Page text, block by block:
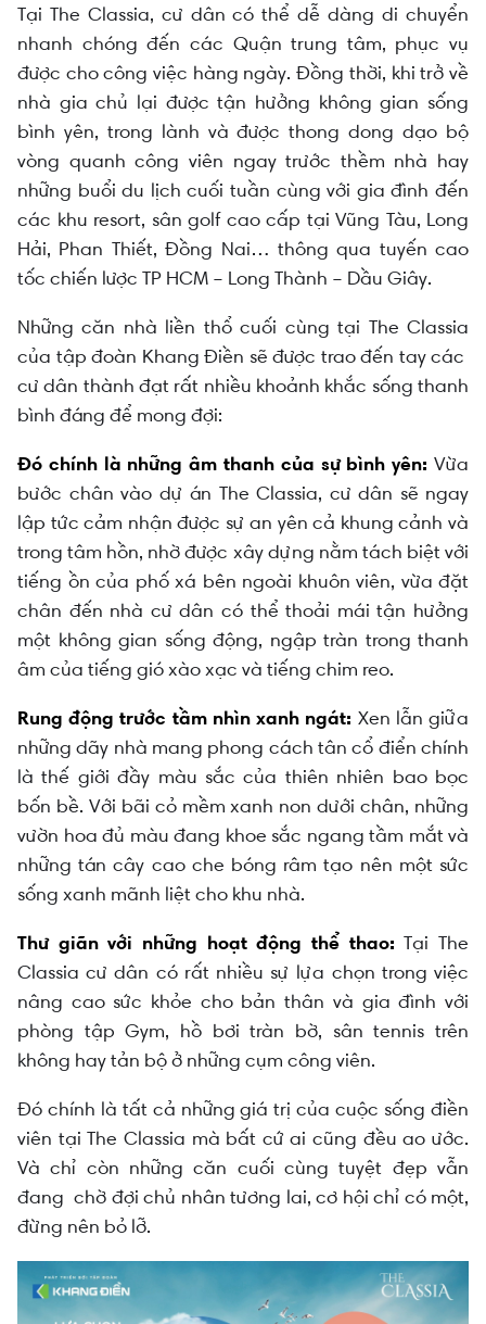
Tại The Classia, cư dân có thể dễ dàng di chuyển
nhanh chóng đến các Quận trung tâm, phục vụ
được cho công việc hàng ngày. Đồng thời, khi trở về
nhà gia chủ lại được tận hưởng không gian sống
bình yên, trong lành và được thong dong dạo bộ
vòng quanh công viên ngay trước thềm nhà hay
những buổi du lịch cuối tuần cùng với gia đình đến
các khu resort, sân golf cao cấp tại Vũng Tàu, Long
Hải, Phan Thiết, Đồng Nai… thông qua tuyến cao
tốc chiến lược TP HCM – Long Thành – Dầu Giây.
Những căn nhà liền thổ cuối cùng tại The Classia
của tập đoàn Khang Điền sẽ được trao đến tay các
cư dân thành đạt rất nhiều khoảnh khắc sống thanh
bình đáng để mong đợi:
Đó chính là những âm thanh của sự bình yên: Vừa
bước chân vào dự án The Classia, cư dân sẽ ngay
lập tức cảm nhận được sự an yên cả khung cảnh và
trong tâm hồn, nhờ được xây dựng nằm tách biệt với
tiếng ồn của phố xá bên ngoài khuôn viên, vừa đặt
chân đến nhà cư dân có thể thoải mái tận hưởng
một không gian sống động, ngập tràn trong thanh
âm của tiếng gió xào xạc và tiếng chim reo.
Rung động trước tầm nhìn xanh ngát: Xen lẫn giữa
những dãy nhà mang phong cách tân cổ điển chính
là thế giới đầy màu sắc của thiên nhiên bao bọc
bốn bề. Với bãi cỏ mềm xanh non dưới chân, những
vườn hoa đủ màu đang khoe sắc ngang tầm mắt và
những tán cây cao che bóng râm tạo nên một sức
sống xanh mãnh liệt cho khu nhà.
Thư giãn với những hoạt động thể thao: Tại The
Classia cư dân có rất nhiều sự lựa chọn trong việc
nâng cao sức khỏe cho bản thân và gia đình với
phòng tập Gym, hồ bơi tràn bờ, sân tennis trên
không hay tản bộ ở những cụm công viên.
Đó chính là tất cả những giá trị của cuộc sống điền
viên tại The Classia mà bất cứ ai cũng đều ao ước.
Và chỉ còn những căn cuối cùng tuyệt đẹp vẫn
đang chờ đợi chủ nhân tương lai, cơ hội chỉ có một,
đừng nên bỏ lỡ.